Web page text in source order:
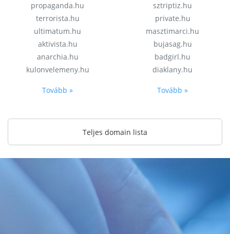
propaganda.hu
terrorista.hu
ultimatum.hu
aktivista.hu
anarchia.hu
kulonvelemeny.hu
Tovább »
sztriptiz.hu
private.hu
masztimarci.hu
bujasag.hu
badgirl.hu
diaklany.hu
Tovább »
Teljes domain lista